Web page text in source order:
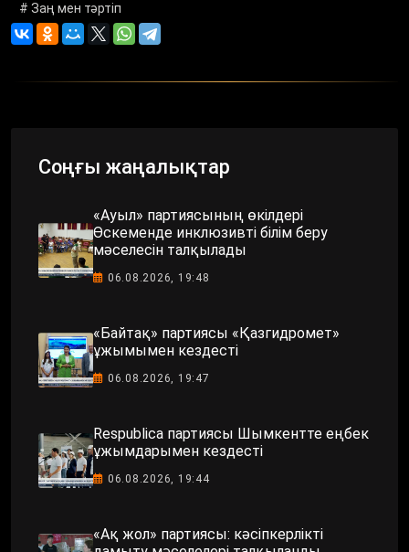
# Заң мен тәртіп
Соңғы жаңалықтар
«Ауыл» партиясының өкілдері
Өскеменде инклюзивті білім беру
мәселесін талқылады
06.08.2026, 19:48
«Байтақ» партиясы «Қазгидромет»
ұжымымен кездесті
06.08.2026, 19:47
Respublica партиясы Шымкентте еңбек
ұжымдарымен кездесті
06.08.2026, 19:44
«Ақ жол» партиясы: кәсіпкерлікті